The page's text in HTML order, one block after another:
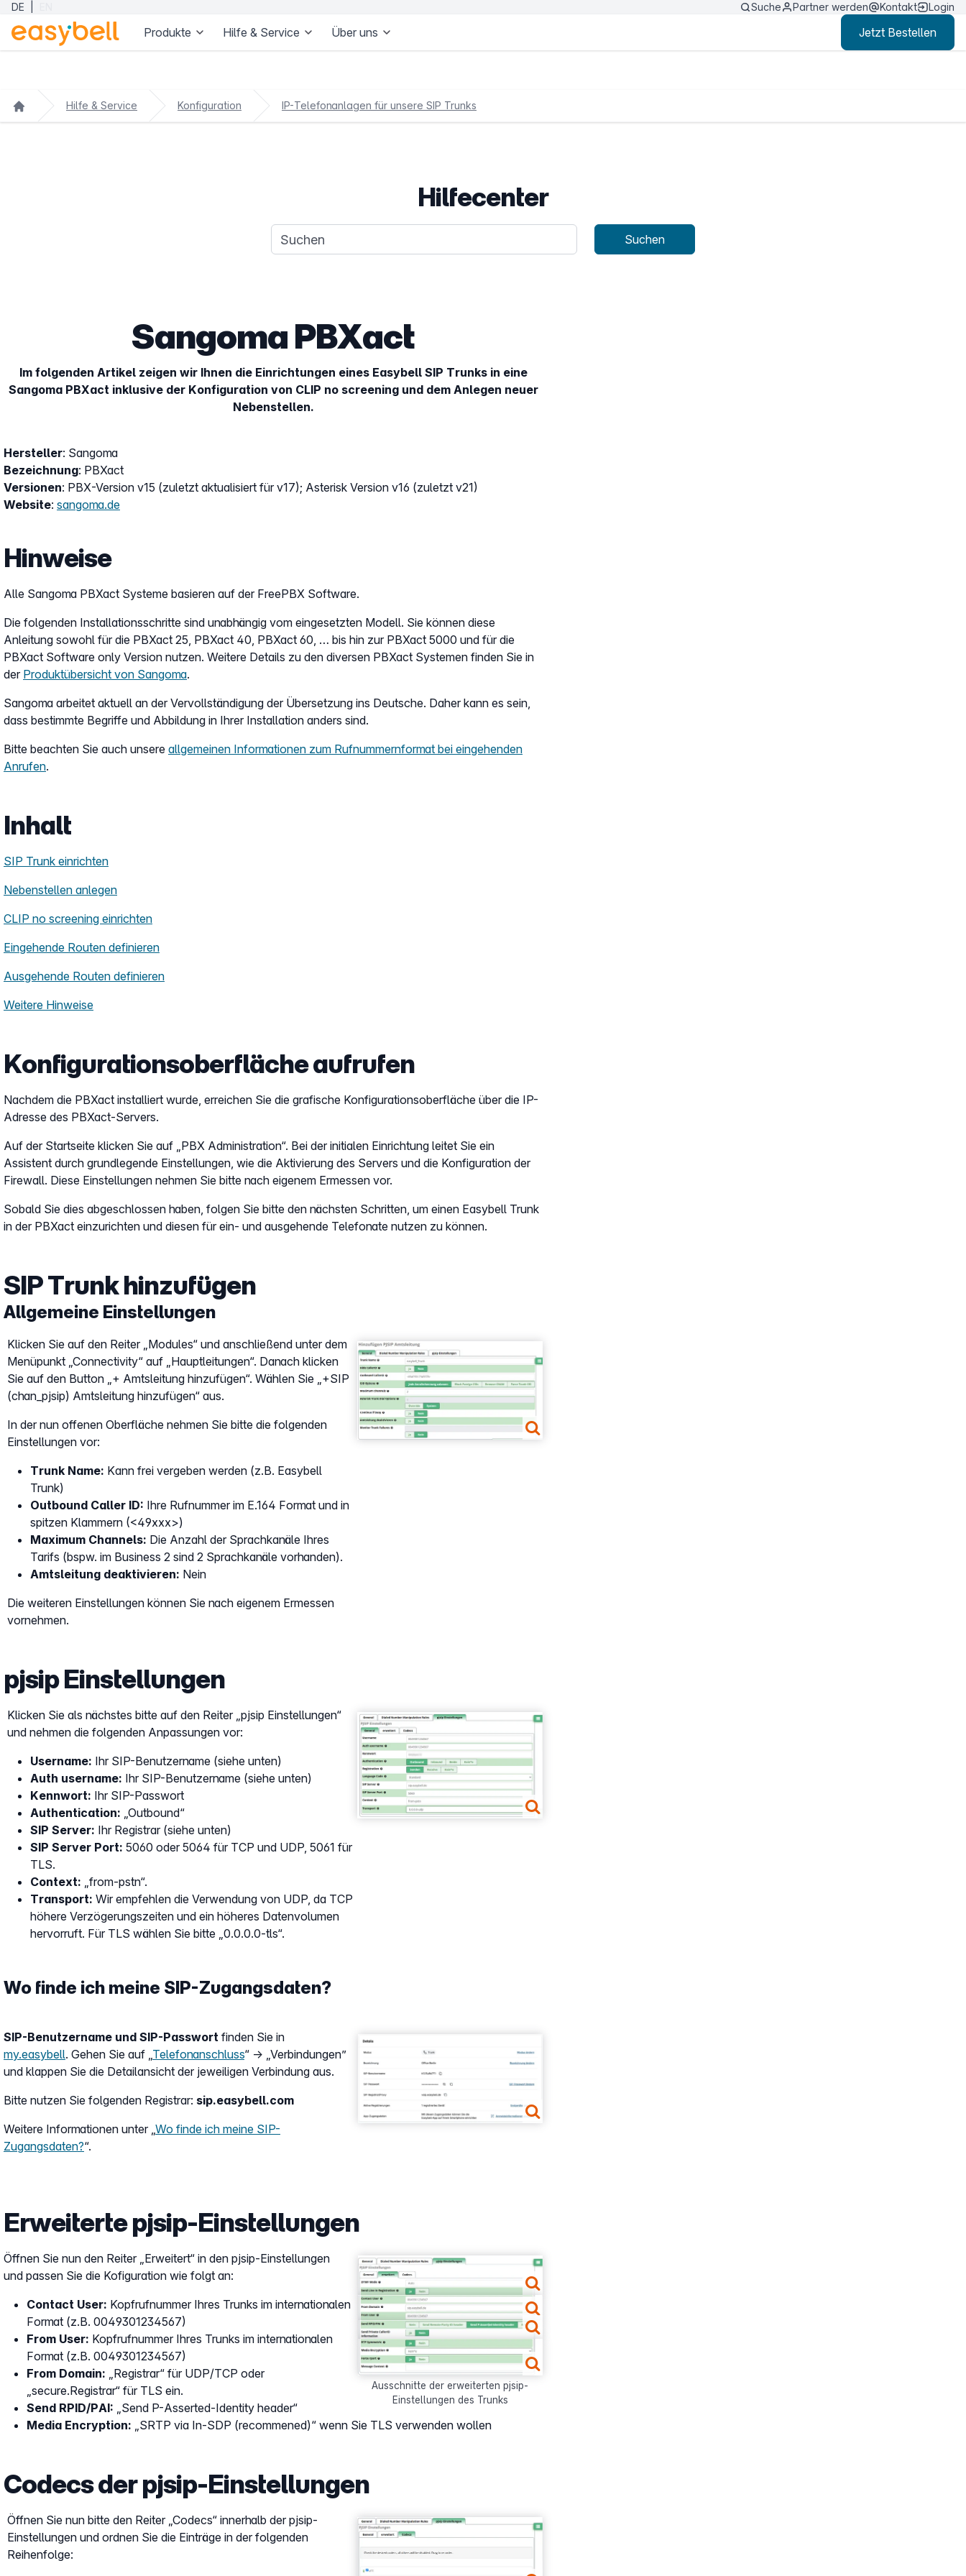
Zum Hauptinhalt springen
DE Suche Partner werden Kontakt Login
Produkte Hilfe & Service Über uns Jetzt Bestellen
Hilfe & Service Konfiguration IP-Telefonanlagen für unsere SIP Trunks
Hilfecenter
Suchanfrage Suchen
Sangoma PBXact
Im folgenden Artikel zeigen wir Ihnen die Einrichtungen eines Easybell SIP Trunks in eine
Sangoma PBXact inklusive der Konfiguration von CLIP no screening und dem Anlegen neuer
Nebenstellen.
Hersteller: Sangoma
Bezeichnung: PBXact
Versionen: PBX-Version v15 (zuletzt aktualisiert für v17); Asterisk Version v16 (zuletzt v21)
Website: sangoma.de
Hinweise
Alle Sangoma PBXact Systeme basieren auf der FreePBX Software.
Die folgenden Installationsschritte sind unabhängig vom eingesetzten Modell. Sie können diese
Anleitung sowohl für die PBXact 25, PBXact 40, PBXact 60, … bis hin zur PBXact 5000 und für die
PBXact Software only Version nutzen. Weitere Details zu den diversen PBXact Systemen finden Sie in
der Produktübersicht von Sangoma.
Sangoma arbeitet aktuell an der Vervollständigung der Übersetzung ins Deutsche. Daher kann es sein,
dass bestimmte Begriffe und Abbildung in Ihrer Installation anders sind.
Bitte beachten Sie auch unsere allgemeinen Informationen zum Rufnummernformat bei eingehenden
Anrufen.
Inhalt
SIP Trunk einrichten
Nebenstellen anlegen
CLIP no screening einrichten
Eingehende Routen definieren
Ausgehende Routen definieren
Weitere Hinweise
Konfigurationsoberfläche aufrufen
Nachdem die PBXact installiert wurde, erreichen Sie die grafische Konfigurationsoberfläche über die IP-
Adresse des PBXact-Servers.
Auf der Startseite klicken Sie auf „PBX Administration“. Bei der initialen Einrichtung leitet Sie ein
Assistent durch grundlegende Einstellungen, wie die Aktivierung des Servers und die Konfiguration der
Firewall. Diese Einstellungen nehmen Sie bitte nach eigenem Ermessen vor.
Sobald Sie dies abgeschlossen haben, folgen Sie bitte den nächsten Schritten, um einen Easybell Trunk
in der PBXact einzurichten und diesen für ein- und ausgehende Telefonate nutzen zu können.
SIP Trunk hinzufügen
Allgemeine Einstellungen
Klicken Sie auf den Reiter „Modules“ und anschließend unter dem
Menüpunkt „Connectivity“ auf „Hauptleitungen“. Danach klicken
Sie auf den Button „+ Amtsleitung hinzufügen“. Wählen Sie „+SIP
(chan_pjsip) Amtsleitung hinzufügen“ aus.
In der nun offenen Oberfläche nehmen Sie bitte die folgenden
Einstellungen vor:
Trunk Name: Kann frei vergeben werden (z.B. Easybell
Trunk)
Outbound Caller ID: Ihre Rufnummer im E.164 Format und in
spitzen Klammern (<49xxx>)
Maximum Channels: Die Anzahl der Sprachkanäle Ihres
Tarifs (bspw. im Business 2 sind 2 Sprachkanäle vorhanden).
Amtsleitung deaktivieren: Nein
Die weiteren Einstellungen können Sie nach eigenem Ermessen
vornehmen.
Show larger version
pjsip Einstellungen
Klicken Sie als nächstes bitte auf den Reiter „pjsip Einstellungen“
und nehmen die folgenden Anpassungen vor:
Username: Ihr SIP-Benutzername (siehe unten)
Auth username: Ihr SIP-Benutzername (siehe unten)
Kennwort: Ihr SIP-Passwort
Authentication: „Outbound“
SIP Server: Ihr Registrar (siehe unten)
SIP Server Port: 5060 oder 5064 für TCP und UDP, 5061 für
TLS.
Context: „from-pstn“.
Transport: Wir empfehlen die Verwendung von UDP, da TCP
höhere Verzögerungszeiten und ein höheres Datenvolumen
hervorruft. Für TLS wählen Sie bitte „0.0.0.0-tls“.
Show larger version
Wo finde ich meine SIP-Zugangsdaten?
Show larger version
SIP-Benutzername und SIP-Passwort finden Sie in
my.easybell. Gehen Sie auf „Telefonanschluss“ → „Verbindungen”
und klappen Sie die Detailansicht der jeweiligen Verbindung aus.
Bitte nutzen Sie folgenden Registrar: sip.easybell.com
Weitere Informationen unter „Wo finde ich meine SIP-
Zugangsdaten?“.
Erweiterte pjsip-Einstellungen
Show larger version
Show larger version
Show larger version
Show larger version
Ausschnitte der erweiterten pjsip-
Einstellungen des Trunks
Öffnen Sie nun den Reiter „Erweitert“ in den pjsip-Einstellungen
und passen Sie die Kofiguration wie folgt an:
Contact User: Kopfrufnummer Ihres Trunks im internationalen
Format (z.B. 0049301234567)
From User: Kopfrufnummer Ihres Trunks im internationalen
Format (z.B. 0049301234567)
From Domain: „Registrar“ für UDP/TCP oder
„secure.Registrar“ für TLS ein.
Send RPID/PAI: „Send P-Asserted-Identity header“
Media Encryption: „SRTP via In-SDP (recommened)“ wenn Sie TLS verwenden wollen
Codecs der pjsip-Einstellungen
Öffnen Sie nun bitte den Reiter „Codecs“ innerhalb der pjsip-
Einstellungen und ordnen Sie die Einträge in der folgenden
Reihenfolge:
Show larger version